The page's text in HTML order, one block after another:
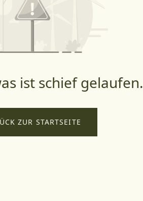
ist schief gelaufen.
ZUR STARTSEITE